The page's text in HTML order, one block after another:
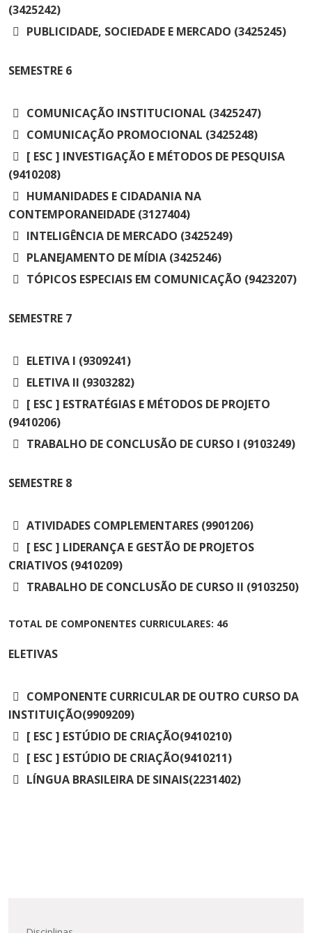
(3425242)
PUBLICIDADE, SOCIEDADE E MERCADO (3425245)
SEMESTRE 6
COMUNICAÇÃO INSTITUCIONAL (3425247)
COMUNICAÇÃO PROMOCIONAL (3425248)
[ ESC ] INVESTIGAÇÃO E MÉTODOS DE PESQUISA
(9410208)
HUMANIDADES E CIDADANIA NA
CONTEMPORANEIDADE (3127404)
INTELIGÊNCIA DE MERCADO (3425249)
PLANEJAMENTO DE MÍDIA (3425246)
TÓPICOS ESPECIAIS EM COMUNICAÇÃO (9423207)
SEMESTRE 7
ELETIVA I (9309241)
ELETIVA II (9303282)
[ ESC ] ESTRATÉGIAS E MÉTODOS DE PROJETO
(9410206)
TRABALHO DE CONCLUSÃO DE CURSO I (9103249)
SEMESTRE 8
ATIVIDADES COMPLEMENTARES (9901206)
[ ESC ] LIDERANÇA E GESTÃO DE PROJETOS
CRIATIVOS (9410209)
TRABALHO DE CONCLUSÃO DE CURSO II (9103250)
TOTAL DE COMPONENTES CURRICULARES: 46
ELETIVAS
COMPONENTE CURRICULAR DE OUTRO CURSO DA
INSTITUIÇÃO(9909209)
[ ESC ] ESTÚDIO DE CRIAÇÃO(9410210)
[ ESC ] ESTÚDIO DE CRIAÇÃO(9410211)
LÍNGUA BRASILEIRA DE SINAIS(2231402)